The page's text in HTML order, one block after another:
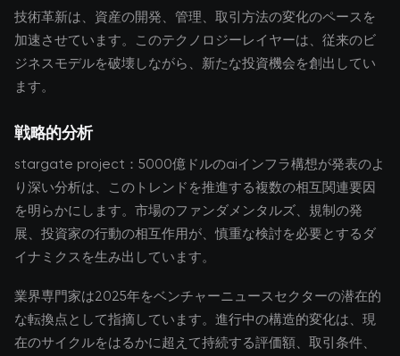
技術革新は、資産の開発、管理、取引方法の変化のペースを
加速させています。このテクノロジーレイヤーは、従来のビ
ジネスモデルを破壊しながら、新たな投資機会を創出してい
ます。
戦略的分析
stargate project：5000億ドルのaiインフラ構想が発表のよ
り深い分析は、このトレンドを推進する複数の相互関連要因
を明らかにします。市場のファンダメンタルズ、規制の発
展、投資家の行動の相互作用が、慎重な検討を必要とするダ
イナミクスを生み出しています。
業界専門家は2025年をベンチャーニュースセクターの潜在的
な転換点として指摘しています。進行中の構造的変化は、現
在のサイクルをはるかに超えて持続する評価額、取引条件、